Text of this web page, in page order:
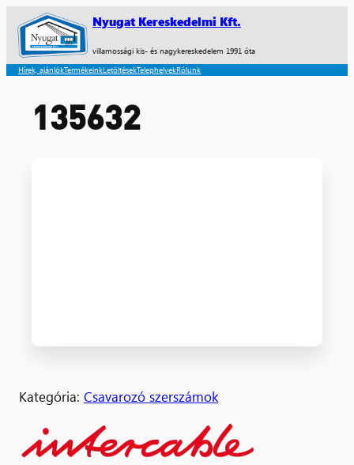
Nyugat Kereskedelmi Kft.
villamossági kis- és nagykereskedelem 1991 óta
Hírek, ajánlókTermékeinkLetöltésekTelephelyekRólunk
135632
Kategória: Csavarozó szerszámok